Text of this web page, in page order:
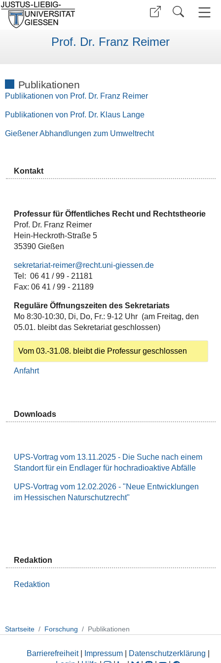
Prof. Dr. Franz Reimer
Publikationen
Publikationen von Prof. Dr. Franz Reimer
Publikationen von Prof. Dr. Klaus Lange
Gießener Abhandlungen zum Umweltrecht
Kontakt
Professur für Öffentliches Recht und Rechtstheorie
Prof. Dr. Franz Reimer
Hein-Heckroth-Straße 5
35390 Gießen
sekretariat-reimer@recht.uni-giessen.de
Tel: 06 41 / 99 - 21181
Fax: 06 41 / 99 - 21189
Reguläre Öffnungszeiten des Sekretariats
Mo 8:30-10:30, Di, Do, Fr.: 9-12 Uhr (am Freitag, den
05.01. bleibt das Sekretariat geschlossen)
Vom 03.-31.08. bleibt die Professur geschlossen
Anfahrt
Downloads
UPS-Vortrag vom 13.11.2025 - Die Suche nach einem
Standort für ein Endlager für hochradioaktive Abfälle
UPS-Vortrag vom 12.02.2026 - "Neue Entwicklungen
im Hessischen Naturschutzrecht"
Redaktion
Redaktion
Startseite Forschung Publikationen
Barrierefreiheit| Impressum Datenschutzerklärung